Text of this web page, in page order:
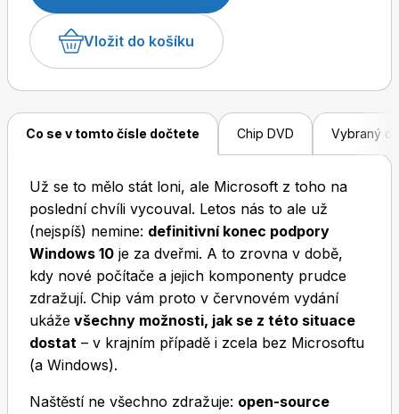
Burda Best of
ucha i zvuky okolního světa. Přinášíme jejich
srovnávací test. A to určitě není ani zdaleka všechno.
Na Chip DVD tentokrát najdete profesionální aplikace
pomocí nástrojů lokální umělé inteligence. S
optimalizací chodu počítače pomůže Nero TuneItUp,
a zrychlit start počítače. A nástroj Rofiles zase
promění každodenní rutinní práci se soubory v plně
automatizovaný proces, který šetří čas, eliminuje
chyby a zvyšuje efektivitu.
Vložit do košíku
Co se v tomto čísle dočtete Chip DVD Vybraný
Už se to mělo stát loni, ale Microsoft z toho na
poslední chvíli vycouval. Letos nás to ale už
(nejspíš) nemine: definitivní konec podpory
Windows 10 je za dveřmi. A to zrovna v době,
kdy nové počítače a jejich komponenty prudce
zdražují. Chip vám proto v červnovém vydání
ukáže všechny možnosti, jak se z této situace
dostat – v krajním případě i zcela bez Microsoftu
(a Windows).
Naštěstí ne všechno zdražuje: open-source